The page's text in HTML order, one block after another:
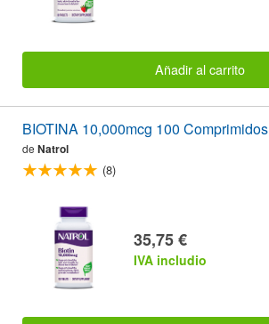
Añadir al carrito
BIOTINA 10,000mcg 100 Comprimidos
de Natrol
(8)
35,75 €
IVA includio